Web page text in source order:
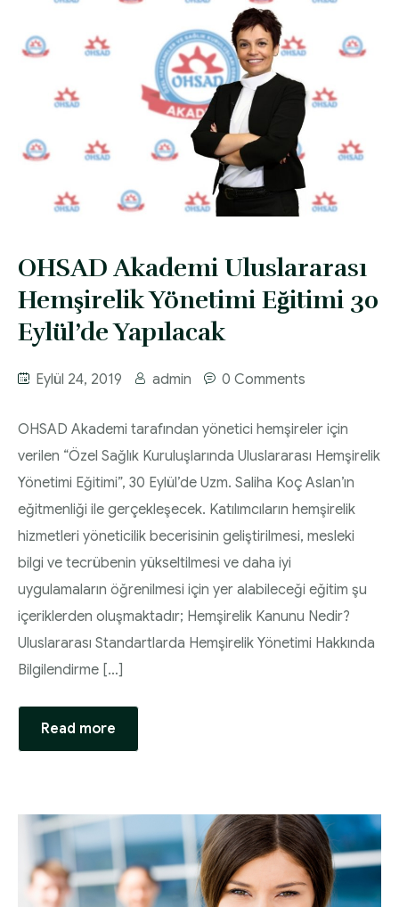
OHSAD Akademi Uluslararası
Hemşirelik Yönetimi Eğitimi 30
Eylül’de Yapılacak
Eylül 24, 2019 admin 0 Comments
OHSAD Akademi tarafından yönetici hemşireler için
verilen “Özel Sağlık Kuruluşlarında Uluslararası Hemşirelik
Yönetimi Eğitimi”, 30 Eylül’de Uzm. Saliha Koç Aslan’ın
eğitmenliği ile gerçekleşecek. Katılımcıların hemşirelik
hizmetleri yöneticilik becerisinin geliştirilmesi, mesleki
bilgi ve tecrübenin yükseltilmesi ve daha iyi
uygulamaların öğrenilmesi için yer alabileceği eğitim şu
içeriklerden oluşmaktadır; Hemşirelik Kanunu Nedir?
Uluslararası Standartlarda Hemşirelik Yönetimi Hakkında
Bilgilendirme […]
Read more